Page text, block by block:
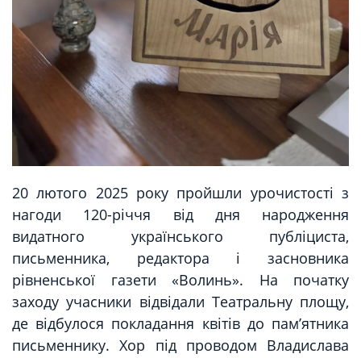
20 лютого 2025 року пройшли урочистості з
нагоди 120-річчя від дня народження
видатного українського публіциста,
письменника, редактора і засновника
рівненської газети «Волинь». На початку
заходу учасники відвідали Театральну площу,
де відбулося покладання квітів до пам’ятника
письменнику. Хор під проводом Владислава